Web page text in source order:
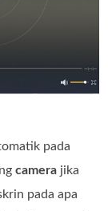
pada
camera jika
pada apa